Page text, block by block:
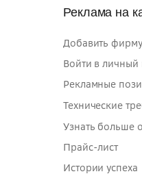
Добавить
Войти в личный
Реклама на
Технические
Рекламные
Узнать больше
Прайс-лист
Истории успеха